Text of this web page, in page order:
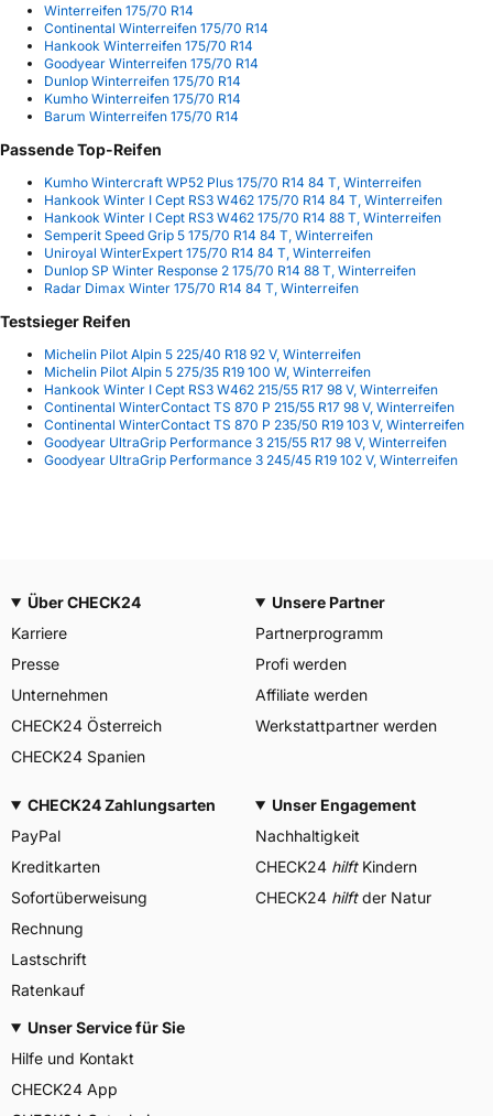
Winterreifen 175/70 R14
Continental Winterreifen 175/70 R14
Hankook Winterreifen 175/70 R14
Goodyear Winterreifen 175/70 R14
Dunlop Winterreifen 175/70 R14
Kumho Winterreifen 175/70 R14
Barum Winterreifen 175/70 R14
Passende Top-Reifen
Kumho Wintercraft WP52 Plus 175/70 R14 84 T, Winterreifen
Hankook Winter I Cept RS3 W462 175/70 R14 84 T, Winterreifen
Hankook Winter I Cept RS3 W462 175/70 R14 88 T, Winterreifen
Semperit Speed Grip 5 175/70 R14 84 T, Winterreifen
Uniroyal WinterExpert 175/70 R14 84 T, Winterreifen
Dunlop SP Winter Response 2 175/70 R14 88 T, Winterreifen
Radar Dimax Winter 175/70 R14 84 T, Winterreifen
Testsieger Reifen
Michelin Pilot Alpin 5 225/40 R18 92 V, Winterreifen
Michelin Pilot Alpin 5 275/35 R19 100 W, Winterreifen
Hankook Winter I Cept RS3 W462 215/55 R17 98 V, Winterreifen
Continental WinterContact TS 870 P 215/55 R17 98 V, Winterreifen
Continental WinterContact TS 870 P 235/50 R19 103 V, Winterreifen
Goodyear UltraGrip Performance 3 215/55 R17 98 V, Winterreifen
Goodyear UltraGrip Performance 3 245/45 R19 102 V, Winterreifen
Über CHECK24
Karriere
Presse
Unternehmen
CHECK24 Österreich
CHECK24 Spanien
Unsere Partner
Partnerprogramm
Profi werden
Affiliate werden
Werkstattpartner werden
CHECK24 Zahlungsarten
PayPal
Kreditkarten
Sofortüberweisung
Rechnung
Lastschrift
Ratenkauf
Unser Engagement
Nachhaltigkeit
CHECK24 hilftKindern
CHECK24 hilftder Natur
Unser Service für Sie
Hilfe und Kontakt
CHECK24 App